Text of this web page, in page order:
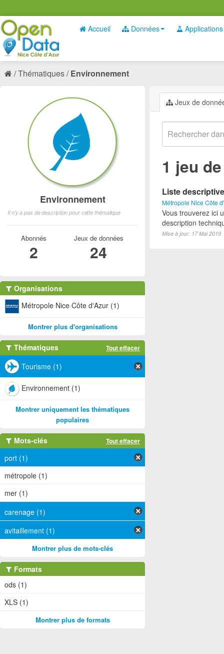
Accueil Données Applications
Thématiques Environnement
Jeux de
1 jeu
Liste
Métropole Nice Côte
Vous trouverez ici
description
Mise à jour: 17 Mai 2019
Environnement
Il n'y a pas de description pour cette thématique
Abonnés
2
Jeux de données
24
Organisations
Métropole Nice Côte d'Azur (1)
Montrer plus d'organisations
Thématiques Tout effacer
Tourisme (1)
Environnement (1)
Montrer uniquement les thématiques
populaires
Mots-clés Tout effacer
port (1)
métropole (1)
mer (1)
carenage (1)
avitaillement (1)
Montrer plus de mots-clés
Formats
ods (1)
XLS (1)
Montrer plus de formats